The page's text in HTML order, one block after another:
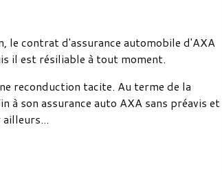
le contrat d'assurance automobile d'AXA
il est résiliable à tout moment.
reconduction tacite. Au terme de la
son assurance auto AXA sans préavis et